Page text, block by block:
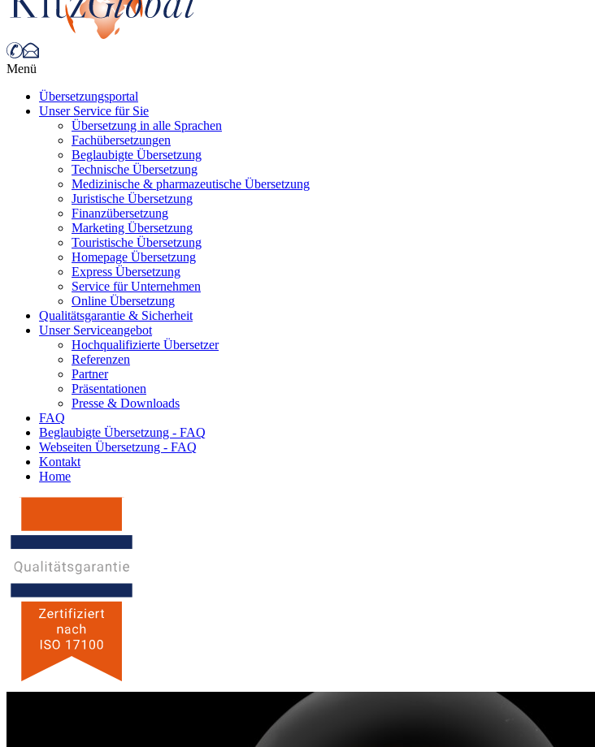
Menü
Übersetzungsportal
Unser Service für Sie
Übersetzung in alle Sprachen
Fachübersetzungen
Beglaubigte Übersetzung
Technische Übersetzung
Medizinische & pharmazeutische Übersetzung
Juristische Übersetzung
Finanzübersetzung
Marketing Übersetzung
Touristische Übersetzung
Homepage Übersetzung
Express Übersetzung
Service für Unternehmen
Online Übersetzung
Qualitätsgarantie & Sicherheit
Unser Serviceangebot
Hochqualifizierte Übersetzer
Referenzen
Partner
Präsentationen
Presse & Downloads
FAQ
Beglaubigte Übersetzung - FAQ
Webseiten Übersetzung - FAQ
Kontakt
Home